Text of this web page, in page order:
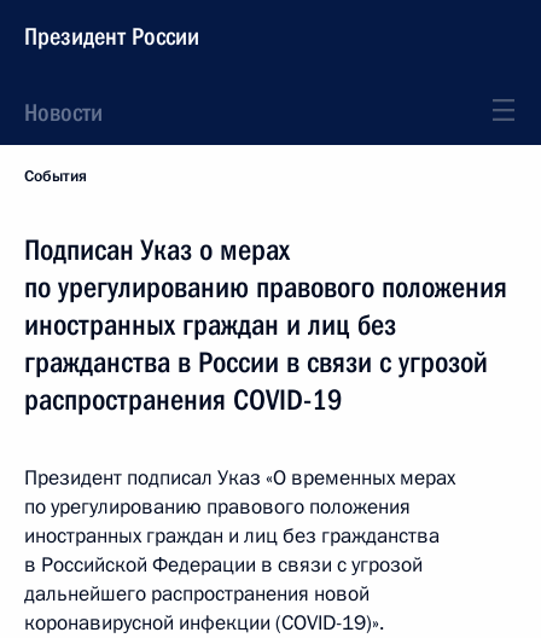
Президент России
Новости
События
Подписан Указ о мерах
по урегулированию правового положения
иностранных граждан и лиц без
гражданства в России в связи с угрозой
распространения COVID-19
Президент подписал Указ «О временных мерах
по урегулированию правового положения
иностранных граждан и лиц без гражданства
в Российской Федерации в связи с угрозой
дальнейшего распространения новой
коронавирусной инфекции (COVID-19)».